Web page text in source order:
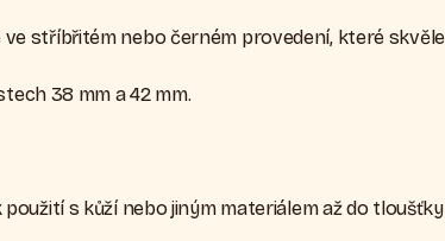
ve stříbřitém nebo černém provedení, které
38 mm a 42 mm.
použití s kůží nebo jiným materiálem až do tloušťky